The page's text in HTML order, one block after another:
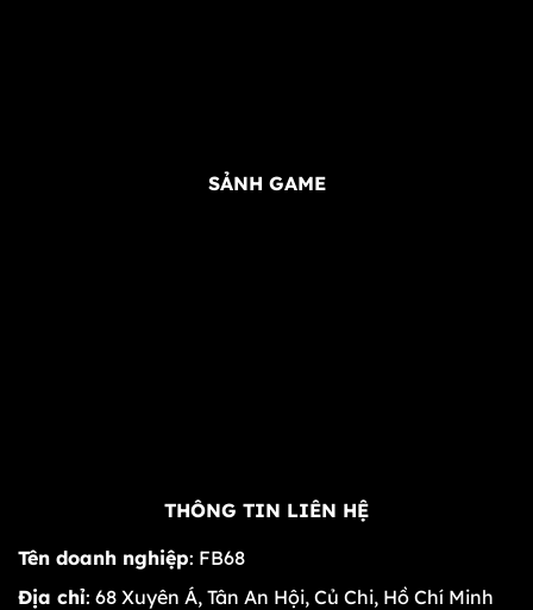
SẢNH GAME
THÔNG TIN LIÊN HỆ
Tên doanh nghiệp: FB68
Địa chỉ: 68 Xuyên Á, Tân An Hội, Củ Chi, Hồ Chí Minh